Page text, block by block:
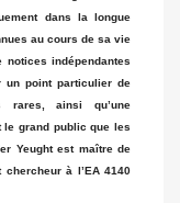
dans la longue
au cours de sa vie
notices indépendantes
un point particulier de
rares, ainsi qu’une
le grand public que les
Yeught est maître de
chercheur à l’EA 4140